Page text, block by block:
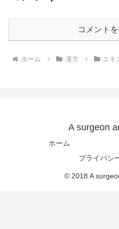
コメント
ホーム 漢方 エキ
A surgeon
ホーム
プライバシ
© 2018 A